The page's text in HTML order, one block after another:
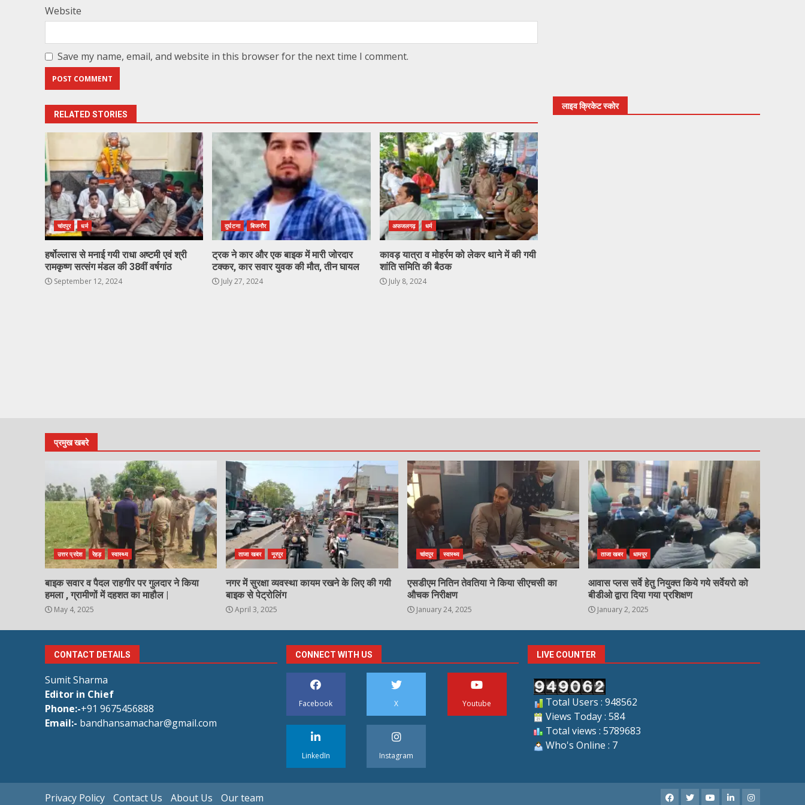
Website
Save my name, email, and website in this browser for the next time I comment.
RELATED STORIES
चांदपुर धर्म
हर्षोल्लास से मनाई गयी राधा अष्टमी एवं श्री
रामकृष्ण सत्संग मंडल की 38वीं वर्षगांठ
September 12, 2024
दुर्घटना बिजनौर
ट्रक ने कार और एक बाइक में मारी जोरदार
टक्कर, कार सवार युवक की मौत, तीन घायल
July 27, 2024
अफजलगढ़ धर्म
कावड़ यात्रा व मोहर्रम को लेकर थाने में की गयी
शांति समिति की बैठक
July 8, 2024
लाइव क्रिकेट स्कोर
प्रमुख खबरे
उत्तर प्रदेश रेहड़ स्वास्थ्य
बाइक सवार व पैदल राहगीर पर गुलदार ने किया
हमला , ग्रामीणों में दहशत का माहौल |
May 4, 2025
ताजा खबर नूरपुर
नगर में सुरक्षा व्यवस्था कायम रखने के लिए की गयी
बाइक से पेट्रोलिंग
April 3, 2025
चांदपुर स्वास्थ्य
एसडीएम नितिन तेवतिया ने किया सीएचसी का
औचक निरीक्षण
January 24, 2025
ताजा खबर धामपुर
आवास प्लस सर्वे हेतु नियुक्त किये गये सर्वेयरो को
बीडीओ द्वारा दिया गया प्रशिक्षण
January 2, 2025
CONTACT DETAILS
Sumit Sharma
Editor in Chief
Phone:-+91 9675456888
Email:- bandhansamachar@gmail.com
CONNECT WITH US
Facebook X Youtube
LinkedIn Instagram
LIVE COUNTER
Total Users : 948562
Views Today : 584
Total views : 5789683
Who's Online : 7
Privacy Policy Contact Us About Us Our team Facebook
X YoutubeLinkedInInstagram